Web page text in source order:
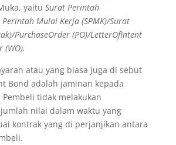
yaitu Surat Perintah
Perintah Mulai Kerja (SPMK)/Surat
PurchaseOrder (PO)/LetterOfIntent
(WO).
atau yang biasa juga di sebut
Bond adalah jaminan kepada
tidak melakukan
nilai dalam waktu yang
kontrak yang di perjanjikan antara